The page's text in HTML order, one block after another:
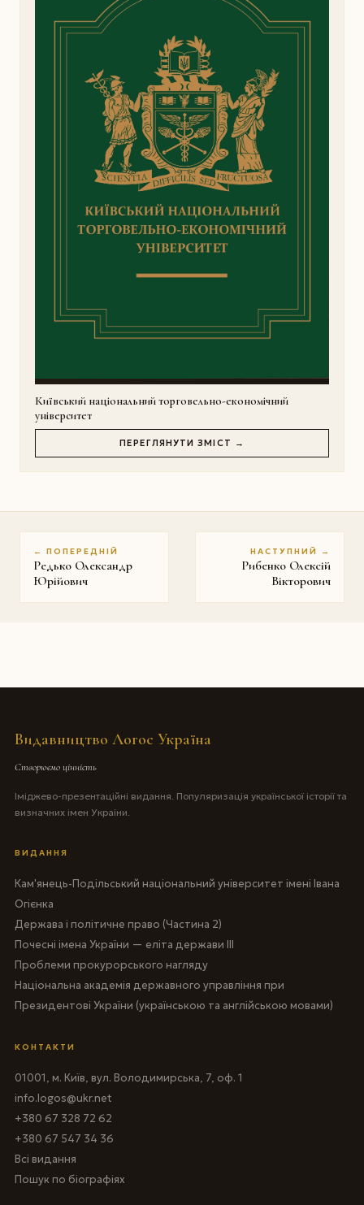
Київський національний торговельно-економічний
університет
ПЕРЕГЛЯНУТИ ЗМІСТ →
← ПОПЕРЕДНІЙ
Редько Олександр
Юрійович
НАСТУПНИЙ →
Рибенко Олексій
Вікторович
Видавництво Логос Україна
Створюємо цінність
Іміджево-презентаційні видання. Популяризація української історії та
визначних імен України.
ВИДАННЯ
Кам'янець-Подільський національний університет імені Івана
Огієнка
Держава і політичне право (Частина 2)
Почесні імена України — еліта держави III
Проблеми прокурорського нагляду
Національна академія державного управління при
Президентові України (українською та англійською мовами)
КОНТАКТИ
01001, м. Київ, вул. Володимирська, 7, оф. 1
info.logos@ukr.net
+380 67 328 72 62
+380 67 547 34 36
Всі видання
Пошук по біографіях